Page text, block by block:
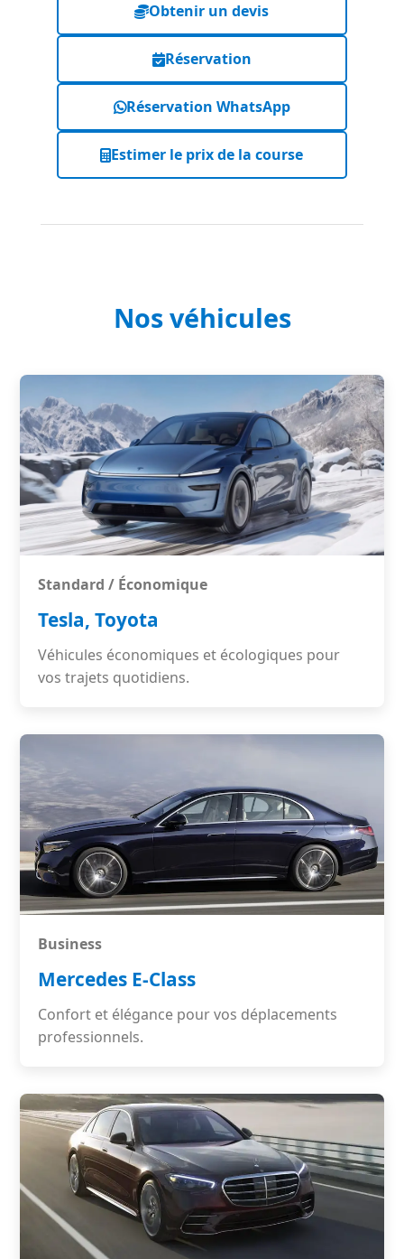
Obtenir un devis
Réservation
Réservation WhatsApp
Estimer le prix de la course
Nos véhicules
Standard / Économique
Tesla, Toyota
Véhicules économiques et écologiques pour
vos trajets quotidiens.
Business
Mercedes E-Class
Confort et élégance pour vos déplacements
professionnels.